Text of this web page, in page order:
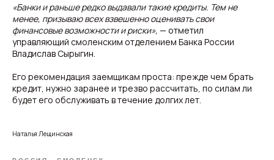
«Банки и раньше редко выдавали такие кредиты. Тем не
менее, призываю всех взвешенно оценивать свои
финансовые возможности и риски», — отметил
управляющий смоленским отделением Банка России
Владислав Сырыгин.
Его рекомендация заемщикам проста: прежде чем брать
кредит, нужно заранее и трезво рассчитать, по силам ли
будет его обслуживать в течение долгих лет.
Наталья Лещинская